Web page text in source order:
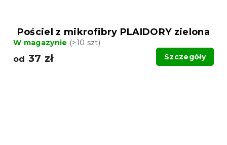
Pościel z mikrofibry PLAIDORY zielona
W magazynie (>10 szt)
od 37 zł Szczegóły